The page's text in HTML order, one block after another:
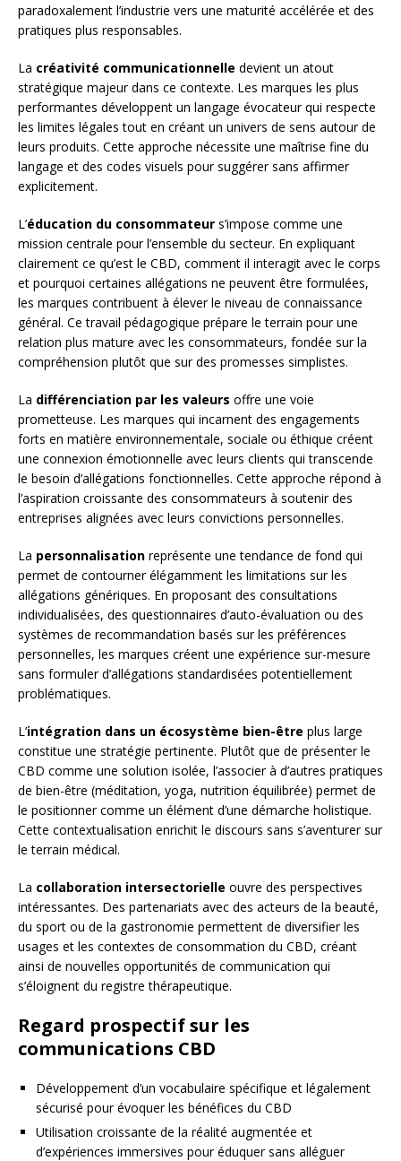
paradoxalement l’industrie vers une maturité accélérée et des
pratiques plus responsables.
La créativité communicationnelle devient un atout
stratégique majeur dans ce contexte. Les marques les plus
performantes développent un langage évocateur qui respecte
les limites légales tout en créant un univers de sens autour de
leurs produits. Cette approche nécessite une maîtrise fine du
langage et des codes visuels pour suggérer sans affirmer
explicitement.
L’éducation du consommateur s’impose comme une
mission centrale pour l’ensemble du secteur. En expliquant
clairement ce qu’est le CBD, comment il interagit avec le corps
et pourquoi certaines allégations ne peuvent être formulées,
les marques contribuent à élever le niveau de connaissance
général. Ce travail pédagogique prépare le terrain pour une
relation plus mature avec les consommateurs, fondée sur la
compréhension plutôt que sur des promesses simplistes.
La différenciation par les valeurs offre une voie
prometteuse. Les marques qui incarnent des engagements
forts en matière environnementale, sociale ou éthique créent
une connexion émotionnelle avec leurs clients qui transcende
le besoin d’allégations fonctionnelles. Cette approche répond à
l’aspiration croissante des consommateurs à soutenir des
entreprises alignées avec leurs convictions personnelles.
La personnalisation représente une tendance de fond qui
permet de contourner élégamment les limitations sur les
allégations génériques. En proposant des consultations
individualisées, des questionnaires d’auto-évaluation ou des
systèmes de recommandation basés sur les préférences
personnelles, les marques créent une expérience sur-mesure
sans formuler d’allégations standardisées potentiellement
problématiques.
L’intégration dans un écosystème bien-être plus large
constitue une stratégie pertinente. Plutôt que de présenter le
CBD comme une solution isolée, l’associer à d’autres pratiques
de bien-être (méditation, yoga, nutrition équilibrée) permet de
le positionner comme un élément d’une démarche holistique.
Cette contextualisation enrichit le discours sans s’aventurer sur
le terrain médical.
La collaboration intersectorielle ouvre des perspectives
intéressantes. Des partenariats avec des acteurs de la beauté,
du sport ou de la gastronomie permettent de diversifier les
usages et les contextes de consommation du CBD, créant
ainsi de nouvelles opportunités de communication qui
s’éloignent du registre thérapeutique.
Regard prospectif sur les
communications CBD
Développement d’un vocabulaire spécifique et légalement
sécurisé pour évoquer les bénéfices du CBD
Utilisation croissante de la réalité augmentée et
d’expériences immersives pour éduquer sans alléguer